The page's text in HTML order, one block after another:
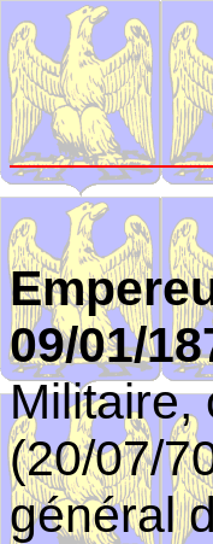
09/01/
Militaire,
(20/07/
général